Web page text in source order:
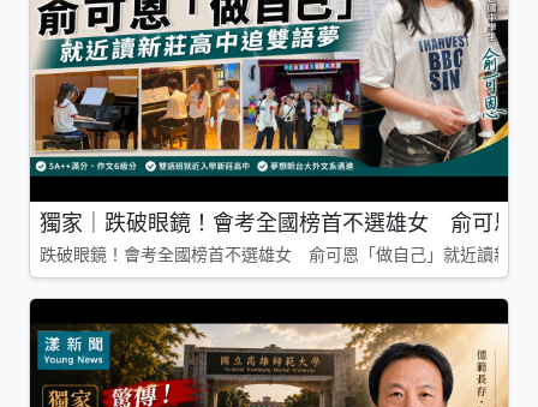
獨家｜跌破眼鏡！會考全國榜首不選雄女 俞可恩
跌破眼鏡！會考全國榜首不選雄女 俞可恩「做自己」就近讀新莊